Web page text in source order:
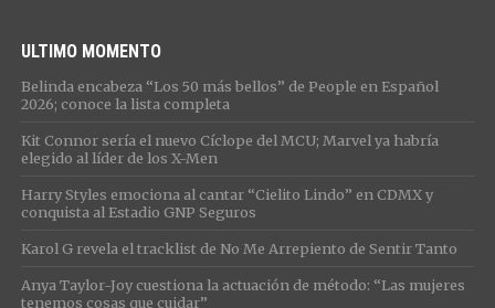
ULTIMO MOMENTO
Belinda encabeza “Los 50 más bellos” de People en Español
2026; conoce la lista completa
Kit Connor sería el nuevo Cíclope del MCU; Marvel ya habría
elegido al líder de los X-Men
Harry Styles emociona al cantar “Cielito Lindo” en CDMX y
conquista al Estadio GNP Seguros
Karol G revela el tracklist de No Me Arrepiento de Sentir Tanto
Anya Taylor-Joy cuestiona la actuación de método: “Las mujeres
tenemos cosas que cuidar”